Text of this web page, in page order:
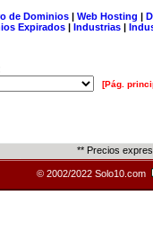
de Dominios| Web Hosting |
Expirados | Industrias |
[Pág.
** Precios
© 2002/2022 Solo10.com